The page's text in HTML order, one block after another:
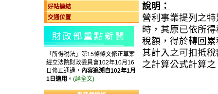
好站連結
交通位置
「所得稅法」第15條條文修正草案
經立法院財政委員會102年10月16
日修正通過， 內容追溯自102年1月
1日適用 。 (詳全文)
說明：
營利事業提列之
時，其原已依所
稅額，得於轉回
其計入之可扣抵
之計算公式計算之